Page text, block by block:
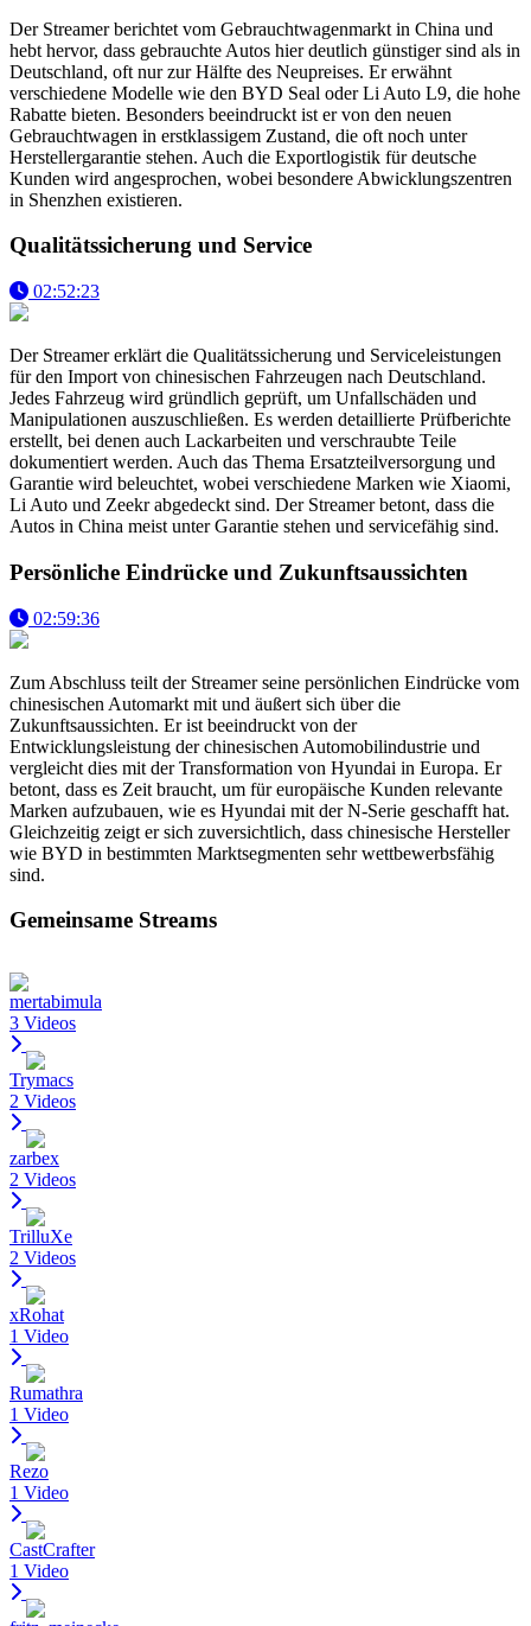
Der Streamer berichtet vom Gebrauchtwagenmarkt in China und
hebt hervor, dass gebrauchte Autos hier deutlich günstiger sind als in
Deutschland, oft nur zur Hälfte des Neupreises. Er erwähnt
verschiedene Modelle wie den BYD Seal oder Li Auto L9, die hohe
Rabatte bieten. Besonders beeindruckt ist er von den neuen
Gebrauchtwagen in erstklassigem Zustand, die oft noch unter
Herstellergarantie stehen. Auch die Exportlogistik für deutsche
Kunden wird angesprochen, wobei besondere Abwicklungszentren
in Shenzhen existieren.
Qualitätssicherung und Service
02:52:23
Der Streamer erklärt die Qualitätssicherung und Serviceleistungen
für den Import von chinesischen Fahrzeugen nach Deutschland.
Jedes Fahrzeug wird gründlich geprüft, um Unfallschäden und
Manipulationen auszuschließen. Es werden detaillierte Prüfberichte
erstellt, bei denen auch Lackarbeiten und verschraubte Teile
dokumentiert werden. Auch das Thema Ersatzteilversorgung und
Garantie wird beleuchtet, wobei verschiedene Marken wie Xiaomi,
Li Auto und Zeekr abgedeckt sind. Der Streamer betont, dass die
Autos in China meist unter Garantie stehen und servicefähig sind.
Persönliche Eindrücke und Zukunftsaussichten
02:59:36
Zum Abschluss teilt der Streamer seine persönlichen Eindrücke vom
chinesischen Automarkt mit und äußert sich über die
Zukunftsaussichten. Er ist beeindruckt von der
Entwicklungsleistung der chinesischen Automobilindustrie und
vergleicht dies mit der Transformation von Hyundai in Europa. Er
betont, dass es Zeit braucht, um für europäische Kunden relevante
Marken aufzubauen, wie es Hyundai mit der N-Serie geschafft hat.
Gleichzeitig zeigt er sich zuversichtlich, dass chinesische Hersteller
wie BYD in bestimmten Marktsegmenten sehr wettbewerbsfähig
sind.
Gemeinsame Streams
mertabimula
3 Videos
Trymacs
2 Videos
zarbex
2 Videos
TrilluXe
2 Videos
xRohat
1 Video
Rumathra
1 Video
Rezo
1 Video
CastCrafter
1 Video